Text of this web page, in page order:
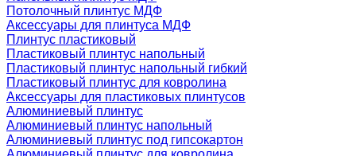
Потолочный плинтус МДФ
Аксессуары для плинтуса МДФ
Плинтус пластиковый
Пластиковый плинтус напольный
Пластиковый плинтус напольный гибкий
Пластиковый плинтус для ковролина
Аксессуары для пластиковых плинтусов
Алюминиевый плинтус
Алюминиевый плинтус напольный
Алюминиевый плинтус под гипсокартон